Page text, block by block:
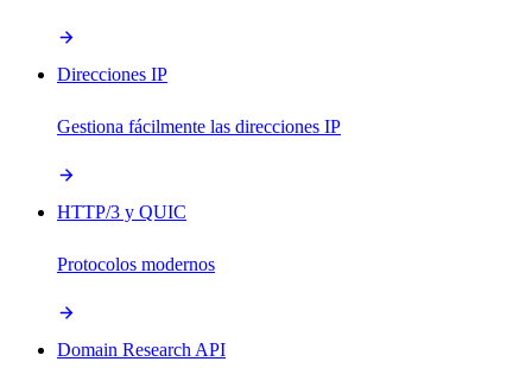
Direcciones IP
Gestiona fácilmente las direcciones IP
HTTP/3 y QUIC
Protocolos modernos
Domain Research API